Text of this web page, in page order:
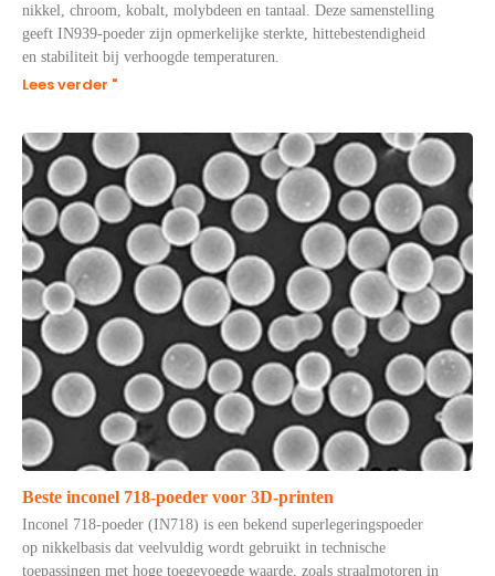
nikkel, chroom, kobalt, molybdeen en tantaal. Deze samenstelling
geeft IN939-poeder zijn opmerkelijke sterkte, hittebestendigheid
en stabiliteit bij verhoogde temperaturen.
Lees verder "
Beste inconel 718-poeder voor 3D-printen
Inconel 718-poeder (IN718) is een bekend superlegeringspoeder
op nikkelbasis dat veelvuldig wordt gebruikt in technische
toepassingen met hoge toegevoegde waarde, zoals straalmotoren in